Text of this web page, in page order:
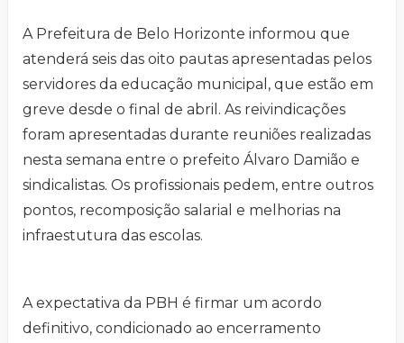
A Prefeitura de Belo Horizonte informou que
atenderá seis das oito pautas apresentadas pelos
servidores da educação municipal, que estão em
greve desde o final de abril. As reivindicações
foram apresentadas durante reuniões realizadas
nesta semana entre o prefeito Álvaro Damião e
sindicalistas. Os profissionais pedem, entre outros
pontos, recomposição salarial e melhorias na
infraestutura das escolas.
A expectativa da PBH é firmar um acordo
definitivo, condicionado ao encerramento